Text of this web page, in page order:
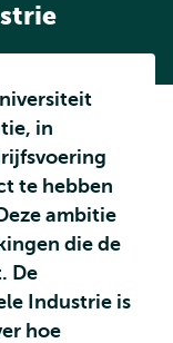
in
te hebben
ambitie
die de
De
Industrie is
hoe